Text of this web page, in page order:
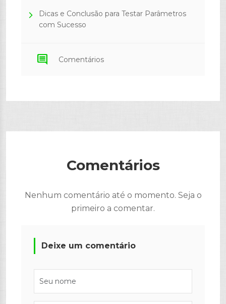
Dicas e Conclusão para Testar Parâmetros
com Sucesso
comment Comentários
Comentários
Nenhum comentário até o momento. Seja o
primeiro a comentar.
Deixe um comentário